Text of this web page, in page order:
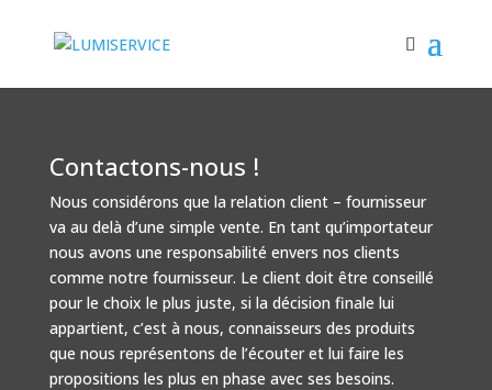
Contactons-nous !
Nous considérons que la relation client – fournisseur
va au delà d’une simple vente. En tant qu’importateur
nous avons une responsabilité envers nos clients
comme notre fournisseur. Le client doit être conseillé
pour le choix le plus juste, si la décision finale lui
appartient, c’est à nous, connaisseurs des produits
que nous représentons de l’écouter et lui faire les
propositions les plus en phase avec ses besoins.